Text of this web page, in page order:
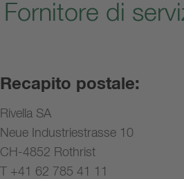
Fornitore di
Recapito postale:
Rivella SA
Neue Industriestrasse 10
CH-4852 Rothrist
T +41 62 785 41 11